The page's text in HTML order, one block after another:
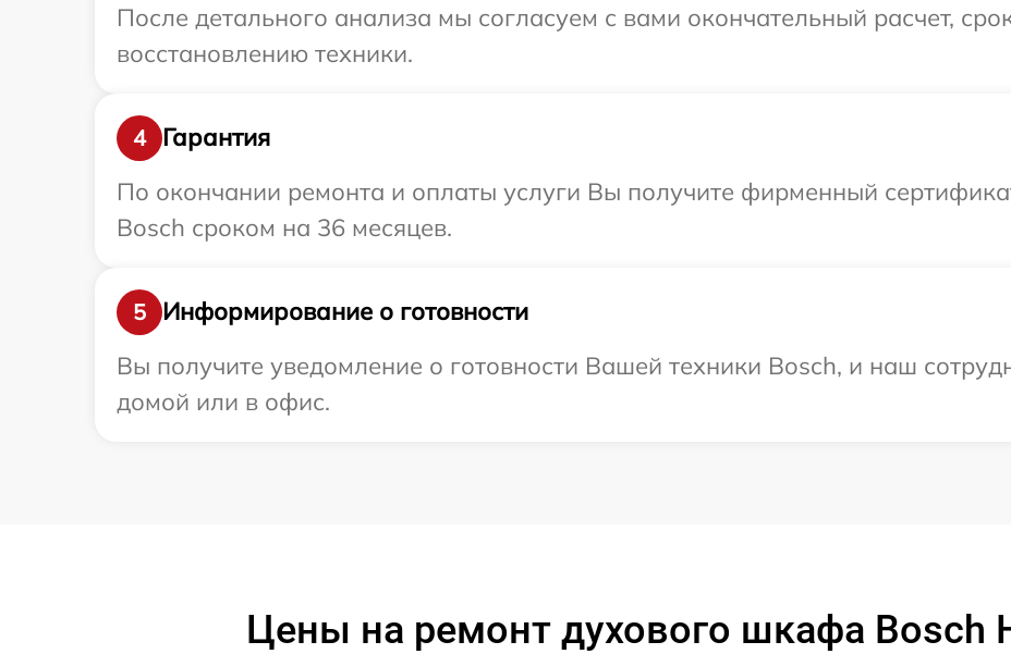
После детального анализа мы согласуем с вами окончательный расчет,
восстановлению техники.
4
Гарантия
По окончании ремонта и оплаты услуги Вы получите фирменный
Bosch сроком на 36 месяцев.
5
Информирование о готовности
Вы получите уведомление о готовности Вашей техники Bosch, и наш
домой или в офис.
Цены на ремонт духового шкафа Bosch